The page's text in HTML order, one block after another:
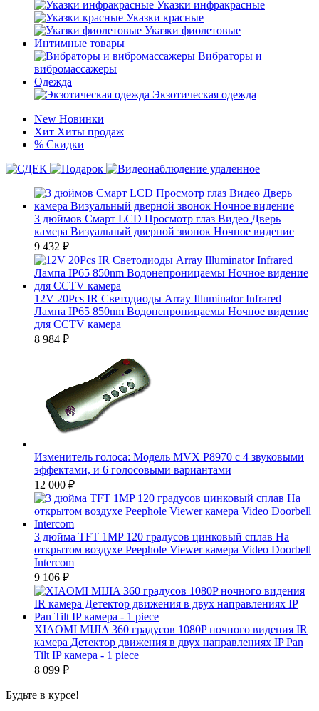
Указки инфракрасные
Указки красные
Указки фиолетовые
Интимные товары
Вибраторы и
вибромассажеры
Одежда
Экзотическая одежда
New Новинки
Хит Хиты продаж
% Скидки
3 дюймов Смарт LCD Просмотр глаз Видео Дверь
камера Визуальный дверной звонок Ночное видение
9 432 ₽
12V 20Pcs IR Светодиоды Array Illuminator Infrared
Лампа IP65 850nm Водонепроницаемы Ночное видение
для CCTV камера
8 984 ₽
Изменитель голоса: Модель MVX P8970 с 4 звуковыми
эффектами, и 6 голосовыми вариантами
12 000 ₽
3 дюйма TFT 1MP 120 градусов цинковый сплав На
открытом воздухе Peephole Viewer камера Video Doorbell
Intercom
9 106 ₽
XIAOMI MIJIA 360 градусов 1080P ночного видения IR
камера Детектор движения в двух направлениях IP Pan
Tilt IP камера - 1 piece
8 099 ₽
Будьте в курсе!